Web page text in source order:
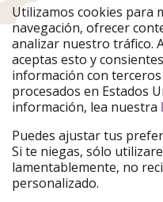
PiratinViaggio
VakantiePiraten
VoyagesPirates
Urlaubspiraten
TravelPirates
Nuestro grupo
HolidayPirates Group
Conócenos mejor
Sobre ViajerosPiratas
Utilizamos cookies para
navegación, ofrecer
analizar nuestro tráfico.
aceptas esto y
información con
procesados en Estados
información, lea nuestra
Puedes ajustar tus
Si te niegas, sólo
lamentablemente, no
personalizado.